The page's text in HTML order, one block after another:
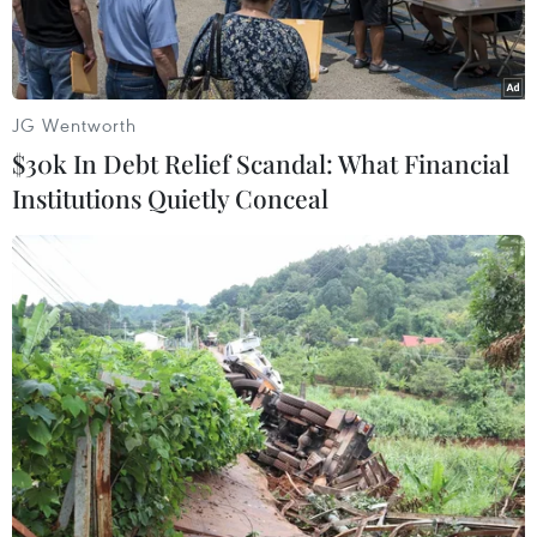
30kg.
Ma túy đá. (Ảnh minh họa: TTXVN phát)
Ngày 28/11, Tòa án Nhân dân tỉnh Quảng Trị mở
phiên tòa xét xử sơ thẩm, tuyên án tử hình đối
với bị cáo Nguyễn Đăng Tuấn (33 tuổi, trú tại
Khu phố 4, Phường 1, thị xã Quảng Trị, tỉnh
JG Wentworth
$30k In Debt Relief Scandal: What Financial
Institutions Quietly Conceal